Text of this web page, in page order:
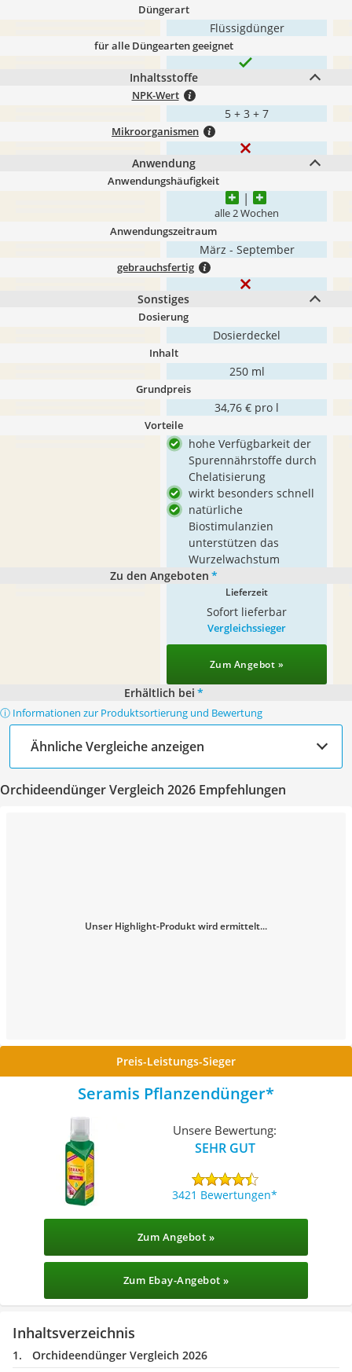
Düngerart
Flüssigdünger
für alle Düngearten geeignet
Inhaltsstoffe
NPK-Wert
5 + 3 + 7
Mikroorganismen
Anwendung
Anwendungshäufigkeit
alle 2 Wochen
Anwendungszeitraum
März - September
gebrauchsfertig
Sonstiges
Dosierung
Dosierdeckel
Inhalt
250 ml
Grundpreis
34,76 € pro l
Vorteile
hohe Verfügbarkeit der
Spurennährstoffe durch
Chelatisierung
wirkt besonders schnell
natürliche
Biostimulanzien
unterstützen das
Wurzelwachstum
Zu den Angeboten *
Lieferzeit
Sofort lieferbar
Vergleichssieger
Zum Angebot »
Erhältlich bei *
ⓘ Informationen zur Produktsortierung und Bewertung
Ähnliche Vergleiche anzeigen
Orchideendünger Vergleich 2026 Empfehlungen
Unser Highlight-Produkt wird ermittelt...
Preis-Leistungs-Sieger
Seramis Pflanzendünger
Unsere Bewertung:
SEHR GUT
3421 Bewertungen
Zum Angebot »
Zum Ebay-Angebot »
Inhaltsverzeichnis
Orchideendünger Vergleich 2026